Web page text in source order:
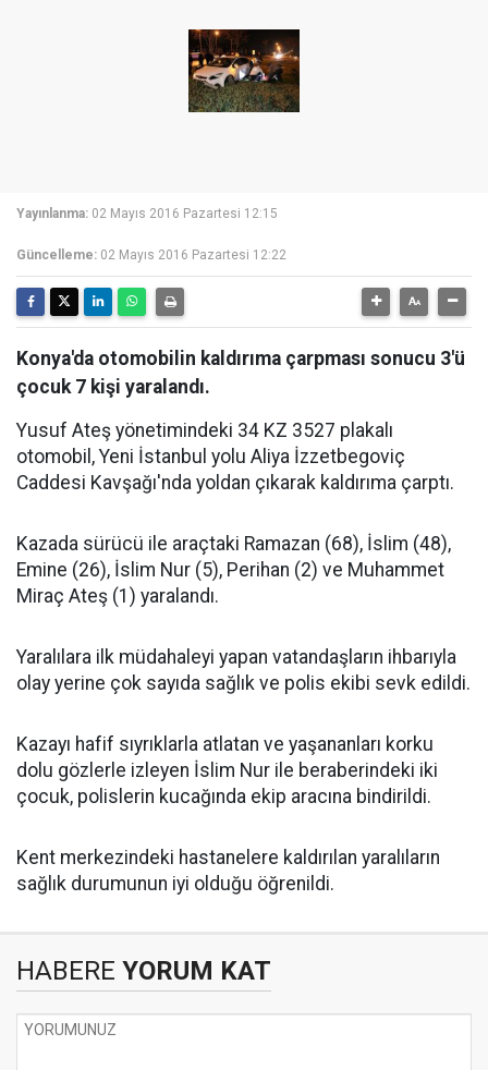
Yayınlanma: 02 Mayıs 2016 Pazartesi 12:15
Güncelleme: 02 Mayıs 2016 Pazartesi 12:22
Konya'da otomobilin kaldırıma çarpması sonucu 3'ü
çocuk 7 kişi yaralandı.
Yusuf Ateş yönetimindeki 34 KZ 3527 plakalı
otomobil, Yeni İstanbul yolu Aliya İzzetbegoviç
Caddesi Kavşağı'nda yoldan çıkarak kaldırıma çarptı.
Kazada sürücü ile araçtaki Ramazan (68), İslim (48),
Emine (26), İslim Nur (5), Perihan (2) ve Muhammet
Miraç Ateş (1) yaralandı.
Yaralılara ilk müdahaleyi yapan vatandaşların ihbarıyla
olay yerine çok sayıda sağlık ve polis ekibi sevk edildi.
Kazayı hafif sıyrıklarla atlatan ve yaşananları korku
dolu gözlerle izleyen İslim Nur ile beraberindeki iki
çocuk, polislerin kucağında ekip aracına bindirildi.
Kent merkezindeki hastanelere kaldırılan yaralıların
sağlık durumunun iyi olduğu öğrenildi.
HABERE YORUM KAT